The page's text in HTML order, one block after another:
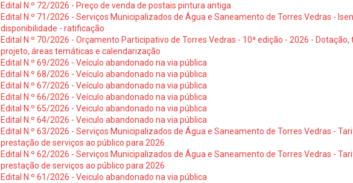
Edital N.º 72/2026 - Preço de venda de postais pintura antiga
Edital N.º 71/2026 - Serviços Municipalizados de Água e Saneamento de Torres Vedras -
disponibilidade - ratificação
Edital N.º 70/2026 - Orçamento Participativo de Torres Vedras - 10ª edição - 2026 - Dotação,
projeto, áreas temáticas e calendarização
Edital N.º 69/2026 - Veículo abandonado na via pública
Edital N.º 68/2026 - Veículo abandonado na via pública
Edital N.º 67/2026 - Veículo abandonado na via pública
Edital N.º 66/2026 - Veículo abandonado na via pública
Edital N.º 65/2026 - Veiculo abandonado na via pública
Edital N.º 64/2026 - Veiculo abandonado na via pública
Edital N.º 63/2026 - Serviços Municipalizados de Água e Saneamento de Torres Vedras -
prestação de serviços ao público para 2026
Edital N.º 62/2026 - Serviços Municipalizados de Água e Saneamento de Torres Vedras -
prestação de serviços ao público para 2026
Edital N.º 61/2026 - Veiculo abandonado na via pública